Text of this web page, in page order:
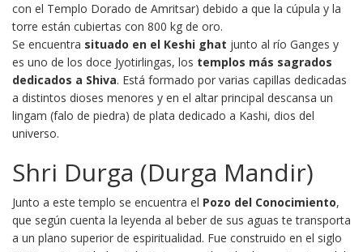
con el Templo Dorado de Amritsar) debido a que la cúpula y la
torre están cubiertas con 800 kg de oro.
Se encuentra situado en el Keshi ghat junto al río Ganges y
es uno de los doce Jyotirlingas, los templos más sagrados
dedicados a Shiva. Está formado por varias capillas dedicadas
a distintos dioses menores y en el altar principal descansa un
lingam (falo de piedra) de plata dedicado a Kashi, dios del
universo.
Shri Durga (Durga Mandir)
Junto a este templo se encuentra el Pozo del Conocimiento,
que según cuenta la leyenda al beber de sus aguas te transporta
a un plano superior de espiritualidad. Fue construido en el siglo